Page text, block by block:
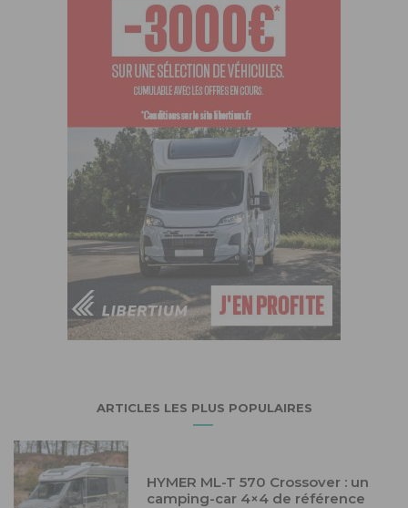
ARTICLES LES PLUS POPULAIRES
HYMER ML-T 570 Crossover : un
camping-car 4×4 de référence